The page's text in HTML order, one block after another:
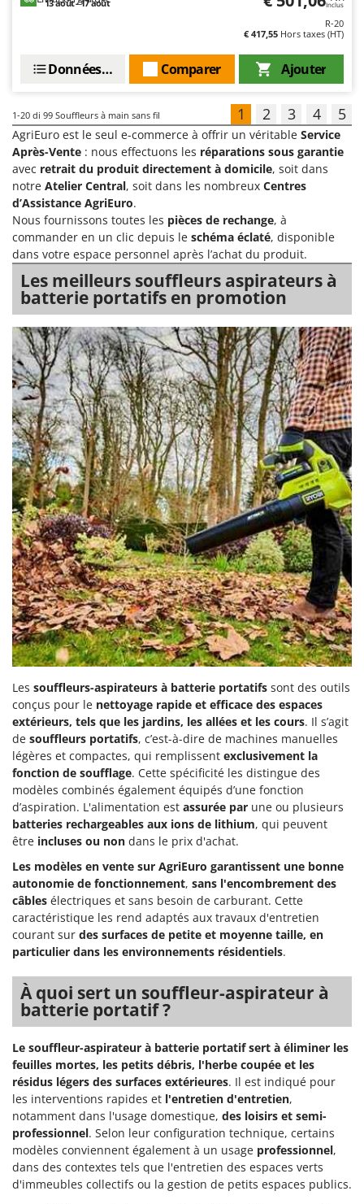
13 août - 17 août Inclus
R-20
€ 417,55 Hors taxes (HT)
Ajouter
Comparer
Données techniques
1-20 di 99 Souffleurs à main sans fil 1 2 3 4 5
AgriEuro est le seul e-commerce à offrir un véritable Service
Après-Vente : nous effectuons les réparations sous garantie
avec retrait du produit directement à domicile, soit dans
notre Atelier Central, soit dans les nombreux Centres
d’Assistance AgriEuro.
Nous fournissons toutes les pièces de rechange, à
commander en un clic depuis le schéma éclaté, disponible
dans votre espace personnel après l’achat du produit.
Les meilleurs souffleurs aspirateurs à
batterie portatifs en promotion
Les souffleurs-aspirateurs à batterie portatifs sont des outils
conçus pour le nettoyage rapide et efficace des espaces
extérieurs, tels que les jardins, les allées et les cours. Il s’agit
de souffleurs portatifs, c’est-à-dire de machines manuelles
légères et compactes, qui remplissent exclusivement la
fonction de soufflage. Cette spécificité les distingue des
modèles combinés également équipés d’une fonction
d’aspiration. L'alimentation est assurée par une ou plusieurs
batteries rechargeables aux ions de lithium, qui peuvent
être incluses ou non dans le prix d'achat.
Les modèles en vente sur AgriEuro garantissent une bonne
autonomie de fonctionnement, sans l'encombrement des
câbles électriques et sans besoin de carburant. Cette
caractéristique les rend adaptés aux travaux d'entretien
courant sur des surfaces de petite et moyenne taille, en
particulier dans les environnements résidentiels.
À quoi sert un souffleur-aspirateur à
batterie portatif ?
Le souffleur-aspirateur à batterie portatif sert à éliminer les
feuilles mortes, les petits débris, l'herbe coupée et les
résidus légers des surfaces extérieures. Il est indiqué pour
les interventions rapides et l'entretien d'entretien,
notamment dans l'usage domestique, des loisirs et semi-
professionnel. Selon leur configuration technique, certains
modèles conviennent également à un usage professionnel,
dans des contextes tels que l'entretien des espaces verts
d'immeubles collectifs ou la gestion de petits espaces publics.